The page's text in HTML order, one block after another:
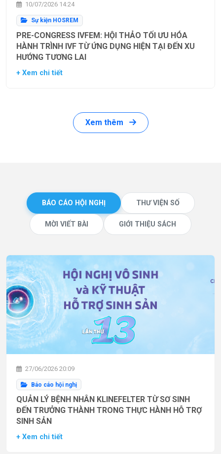
10/07/2026 14:24
Sự kiện HOSREM
PRE-CONGRESS IVFEM: HỘI THẢO TỐI ƯU HÓA
HÀNH TRÌNH IVF TỪ ỨNG DỤNG HIỆN TẠI ĐẾN XU
HƯỚNG TƯƠNG LAI
+ Xem chi tiết
Xem thêm
BÁO CÁO HỘI NGHỊ THƯ VIỆN SỐ
MỜI VIẾT BÀI GIỚI THIỆU SÁCH
27/06/2026 20:09
Báo cáo hội nghị
QUẢN LÝ BỆNH NHÂN KLINEFELTER TỪ SƠ SINH
ĐẾN TRƯỞNG THÀNH TRONG THỰC HÀNH HỖ TRỢ
SINH SẢN
+ Xem chi tiết